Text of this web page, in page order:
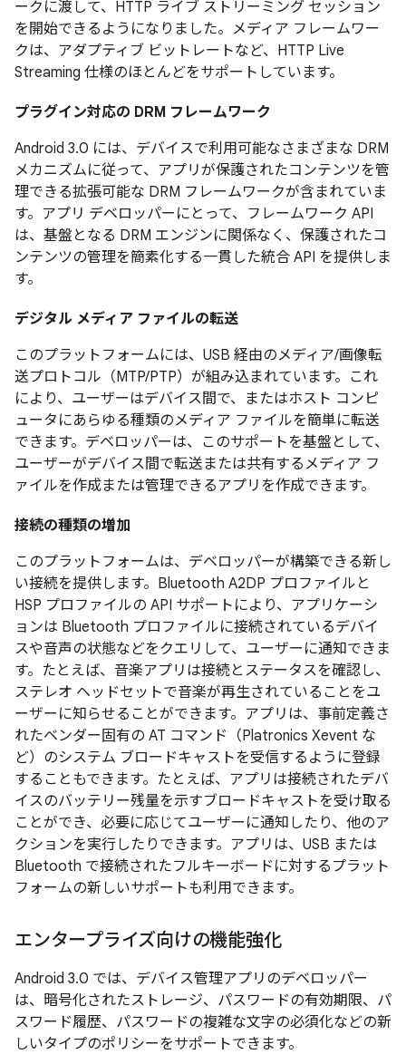
ークに渡して、HTTP ライブ ストリーミング セッション
を開始できるようになりました。メディア フレームワー
クは、アダプティブ ビットレートなど、HTTP Live
Streaming 仕様のほとんどをサポートしています。
プラグイン対応の DRM フレームワーク
Android 3.0 には、デバイスで利用可能なさまざまな DRM
メカニズムに従って、アプリが保護されたコンテンツを管
理できる拡張可能な DRM フレームワークが含まれていま
す。アプリ デベロッパーにとって、フレームワーク API
は、基盤となる DRM エンジンに関係なく、保護されたコ
ンテンツの管理を簡素化する一貫した統合 API を提供しま
す。
デジタル メディア ファイルの転送
このプラットフォームには、USB 経由のメディア/画像転
送プロトコル（MTP/PTP）が組み込まれています。これ
により、ユーザーはデバイス間で、またはホスト コンピ
ュータにあらゆる種類のメディア ファイルを簡単に転送
できます。デベロッパーは、このサポートを基盤として、
ユーザーがデバイス間で転送または共有するメディア フ
ァイルを作成または管理できるアプリを作成できます。
接続の種類の増加
このプラットフォームは、デベロッパーが構築できる新し
い接続を提供します。Bluetooth A2DP プロファイルと
HSP プロファイルの API サポートにより、アプリケーシ
ョンは Bluetooth プロファイルに接続されているデバイ
スや音声の状態などをクエリして、ユーザーに通知できま
す。たとえば、音楽アプリは接続とステータスを確認し、
ステレオ ヘッドセットで音楽が再生されていることをユ
ーザーに知らせることができます。アプリは、事前定義さ
れたベンダー固有の AT コマンド（Platronics Xevent な
ど）のシステム ブロードキャストを受信するように登録
することもできます。たとえば、アプリは接続されたデバ
イスのバッテリー残量を示すブロードキャストを受け取る
ことができ、必要に応じてユーザーに通知したり、他のア
クションを実行したりできます。アプリは、USB または
Bluetooth で接続されたフルキーボードに対するプラット
フォームの新しいサポートも利用できます。
エンタープライズ向けの機能強化
Android 3.0 では、デバイス管理アプリのデベロッパー
は、暗号化されたストレージ、パスワードの有効期限、パ
スワード履歴、パスワードの複雑な文字の必須化などの新
しいタイプのポリシーをサポートできます。